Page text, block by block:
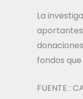
La
fondos
FUENTE :